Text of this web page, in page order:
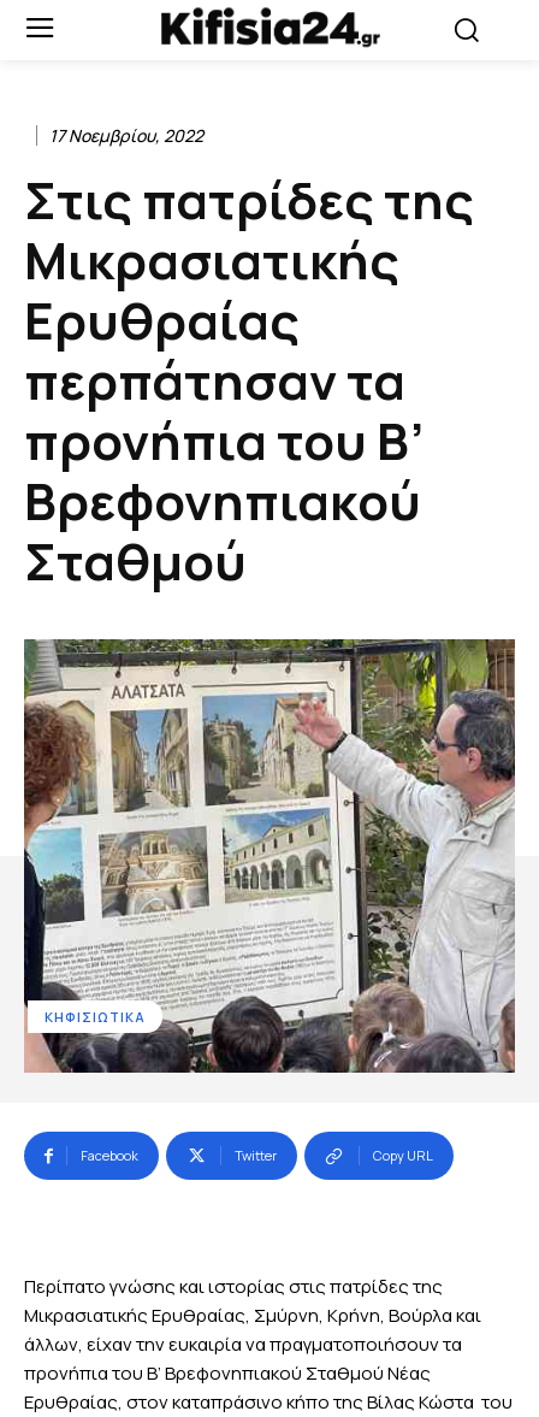
17 Νοεμβρίου, 2022
Στις πατρίδες της
Μικρασιατικής
Ερυθραίας
περπάτησαν τα
προνήπια του Β’
Βρεφονηπιακού
Σταθμού
ΚΗΦΙΣΙΩΤΙΚΑ
Facebook Twitter Copy URL
Περίπατο γνώσης και ιστορίας στις πατρίδες της
Μικρασιατικής Ερυθραίας, Σμύρνη, Κρήνη, Βούρλα και
άλλων, είχαν την ευκαιρία να πραγματοποιήσουν τα
προνήπια του Β’ Βρεφονηπιακού Σταθμού Νέας
Ερυθραίας, στον καταπράσινο κήπο της Βίλας Κώστα του